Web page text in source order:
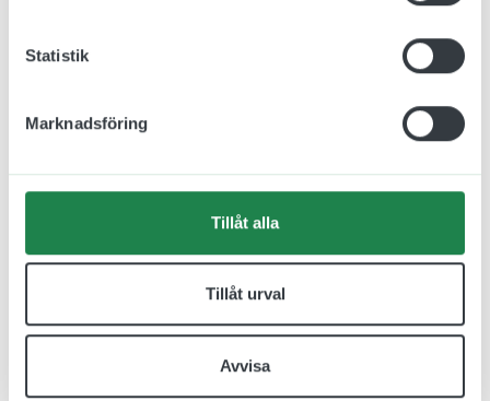
Statistik
Marknadsföring
Tillåt alla
Tillåt urval
Avvisa
Närgången hund i plast
aluminium 300 x 300
mm